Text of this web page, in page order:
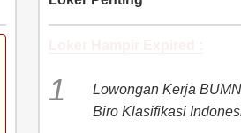
Lowongan Kerja
Biro Klasifikasi